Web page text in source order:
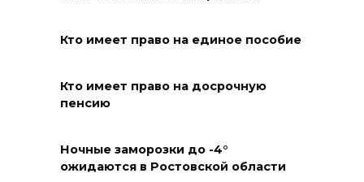
Наблюдатели готовятся к
06 августа 2026 18:25
пострадавшим при атаке
БПЛА на Кубани
Кто имеет право на единое пособие
Кто имеет право на досрочную
пенсию
Ночные заморозки до -4°
ожидаются в Ростовской области